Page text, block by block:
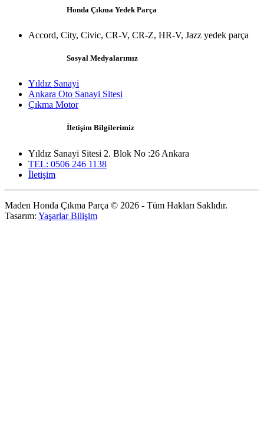
Honda Çıkma Yedek Parça
Accord, City, Civic, CR-V, CR-Z, HR-V, Jazz yedek parça
Sosyal Medyalarımız
Yıldız Sanayi
Ankara Oto Sanayi Sitesi
Çıkma Motor
İletişim Bilgilerimiz
Yıldız Sanayi Sitesi 2. Blok No :26 Ankara
TEL: 0506 246 1138
İletişim
Maden Honda Çıkma Parça © 2026 - Tüm Hakları Saklıdır.
Tasarım: Yaşarlar Bilişim